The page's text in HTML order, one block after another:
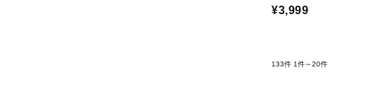
¥3,999
133件 1件～20件